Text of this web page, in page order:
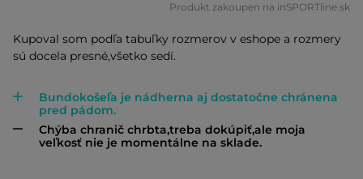
Produkt zakoupen na inSPORTline.sk
Kupoval som podľa tabuľky rozmerov v eshope a rozmery
sú docela presné,všetko sedí.
Bundokošeľa je nádherna aj dostatočne chránena
pred pádom.
Chýba chranič chrbta,treba dokúpiť,ale moja
veľkosť nie je momentálne na sklade.